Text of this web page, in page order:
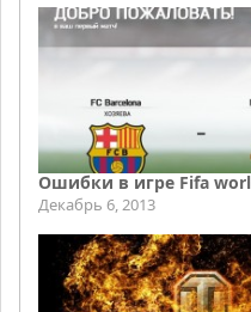
Ошибки в игре Fifa
Декабрь 6, 2013